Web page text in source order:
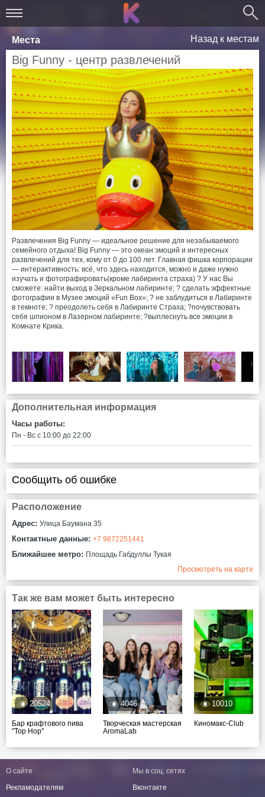
Места Назад к местам
Big Funny - центр развлечений
Развлечения Big Funny — идеальное решение для незабываемого
семейного отдыха! Big Funny — это океан эмоций и интересных
развлечений для тех, кому от 0 до 100 лет. Главная фишка корпорации
— интерактивность: всё, что здесь находится, можно и даже нужно
изучать и фотографировать(кроме лабиринта страха) ? У нас Вы
сможете: найти выход в Зеркальном лабиринте; ? сделать эффектные
фотографии в Музее эмоций «Fun Box»; ? не заблудиться в Лабиринте
в темноте; ? преодолеть себя в Лабиринте Страха; ?почувствовать
себя шпионом в Лазерном лабиринте; ?️выплеснуть все эмоции в
Комнате Крика.
Дополнительная информация
Часы работы:
Пн - Вс c 10:00 до 22:00
Сообщить об ошибке
Расположение
Адрес: Улица Баумана 35
Контактные данные: +7 9872251441
Ближайшее метро: Площадь Габдуллы Тукая
Просмотреть на карте
Так же вам может быть интересно
20524
Бар крафтового пива
"Top Hop"
4046
Творческая мастерская
AromaLab
10010
Киномакс-Club
О сайте
Рекламодателям
Мы в соц. сетях
Вконтакте